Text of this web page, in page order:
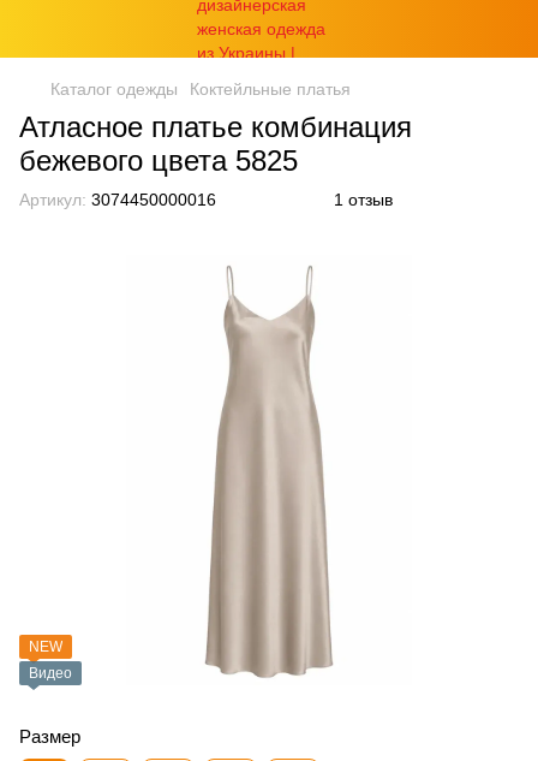
Каталог одежды Коктейльные платья
Атласное платье комбинация
бежевого цвета 5825
Артикул: 3074450000016 1 отзыв
NEW
Видео
Размер